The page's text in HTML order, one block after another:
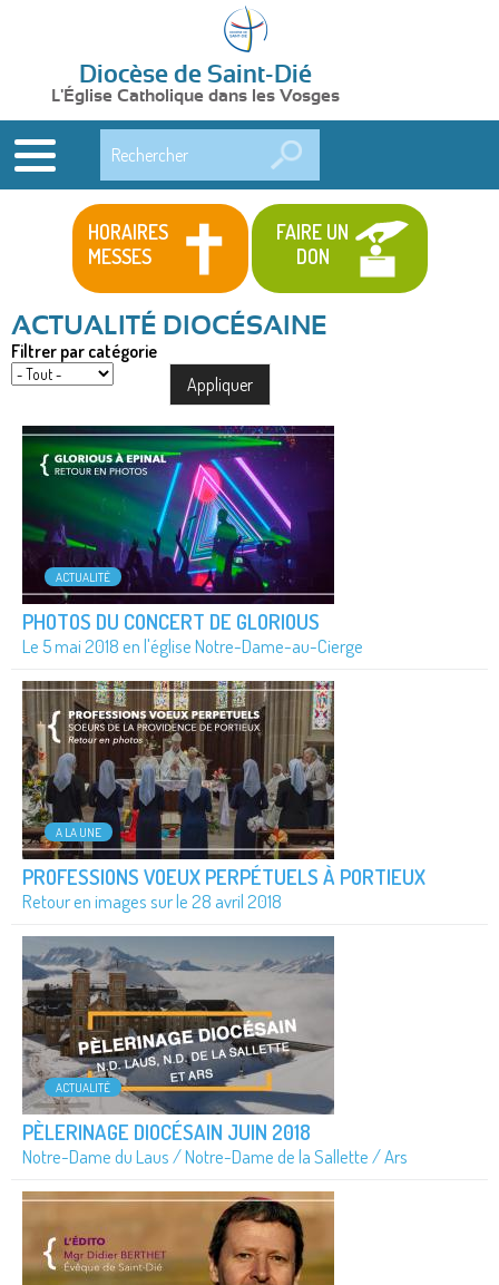
Diocèse de Saint-Dié
L'Église Catholique dans les Vosges
HORAIRES
MESSES
FAIRE UN
DON
Filtrer par catégorie
ACTUALITÉ
PHOTOS DU CONCERT DE GLORIOUS
Le 5 mai 2018 en l'église Notre-Dame-au-Cierge
A LA UNE
PROFESSIONS VOEUX PERPÉTUELS À PORTIEUX
Retour en images sur le 28 avril 2018
ACTUALITÉ
PÈLERINAGE DIOCÉSAIN JUIN 2018
Notre-Dame du Laus / Notre-Dame de la Sallette / Ars